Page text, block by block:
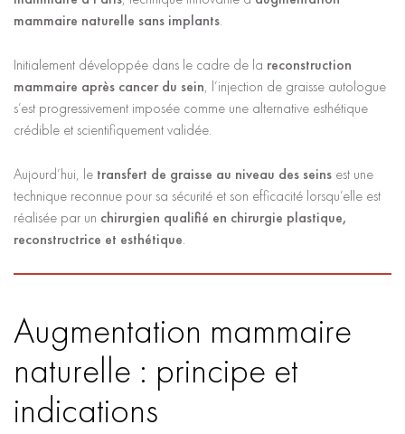
mammaire naturelle sans implants.
Initialement développée dans le cadre de la reconstruction
mammaire après cancer du sein, l’injection de graisse autologue
s’est progressivement imposée comme une alternative esthétique
crédible et scientifiquement validée.
Aujourd’hui, le transfert de graisse au niveau des seins est une
technique reconnue pour sa sécurité et son efficacité lorsqu’elle est
réalisée par un chirurgien qualifié en chirurgie plastique,
reconstructrice et esthétique.
Augmentation mammaire
naturelle : principe et
indications